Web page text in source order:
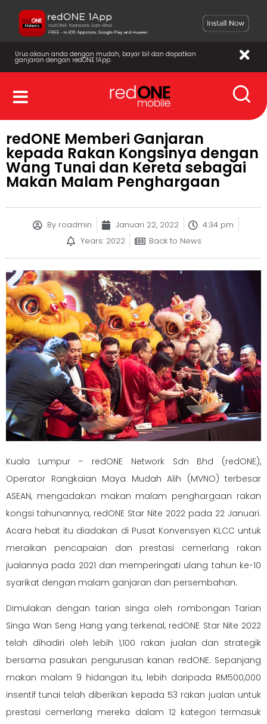
Urus akaun anda dengan mudah, bayar bil dan dapatkan
ganjaran dengan redONE 1App.
redONE Memberi Ganjaran
kepada Rakan Kongsinya dengan
Wang Tunai dan Kereta sebagai
Makan Malam Penghargaan
By roadmin Januari 22, 2022
4:34 pm
Years: 2022
Back to News
Kuala Lumpur – redONE Network Sdn Bhd (redONE),
Operator Rangkaian Maya Mudah Alih (MVNO) terbesar
ASEAN, mengadakan makan malam penghargaan rakan
kongsi tahunannya, redONE Star Nite 2022 pada 22 Januari.
Acara hebat itu diadakan di Pusat Konvensyen KLCC untuk
meraikan pencapaian dan prestasi cemerlang rakan
jualannya pada 2021 dan memperingati ulang tahun ke-10
syarikat dengan malam ganjaran dan persembahan.
Dimulakan dengan tarian singa oleh rombongan Tarian
Singa Wan Seng Hang yang terkenal, redONE Star Nite 2022
telah dihadiri oleh lebih 1,100 rakan jualan dan strategik
bersama pasukan pengurusan kanan redONE. Sepanjang
makan malam 9 hidangan itu, lebih daripada RM500,000
insentif tunai telah diberikan kepada 53 rakan jualan untuk
prestasi cemerlang mereka dalam 12 kategori termasuk